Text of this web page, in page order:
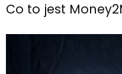
Co to jest